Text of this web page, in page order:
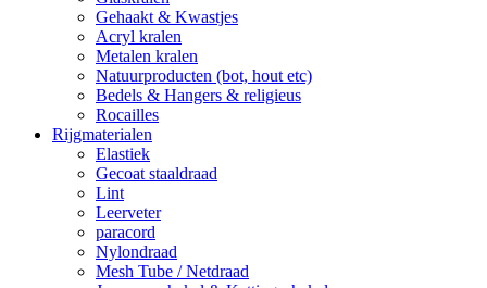
Gehaakt & Kwastjes
Acryl kralen
Metalen kralen
Natuurproducten (bot, hout etc)
Bedels & Hangers & religieus
Rocailles
Rijgmaterialen
Elastiek
Gecoat staaldraad
Lint
Leerveter
paracord
Nylondraad
Mesh Tube / Netdraad